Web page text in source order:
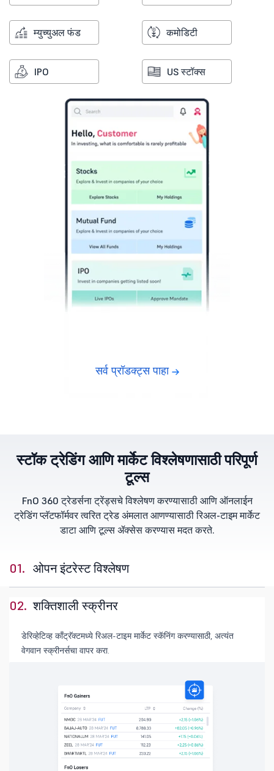
म्युच्युअल फंड
IPO
कमोडिटी
US स्टॉक्स
सर्व प्रॉडक्ट्स पाहा
स्टॉक ट्रेडिंग आणि मार्केट विश्लेषणासाठी परिपूर्ण
टूल्स
FnO 360 ट्रेडर्सना ट्रेंड्सचे विश्लेषण करण्यासाठी आणि ऑनलाईन
ट्रेडिंग प्लॅटफॉर्मवर त्वरित ट्रेड अंमलात आणण्यासाठी रिअल-टाइम मार्केट
डाटा आणि टूल्स ॲक्सेस करण्यास मदत करते.
01. ओपन इंटरेस्ट विश्लेषण
02. शक्तिशाली स्क्रीनर
डेरिव्हेटिव्ह काँट्रॅक्टमध्ये रिअल-टाइम मार्केट स्कॅनिंग करण्यासाठी, अत्यंत
वेगवान स्क्रीनर्सचा वापर करा.